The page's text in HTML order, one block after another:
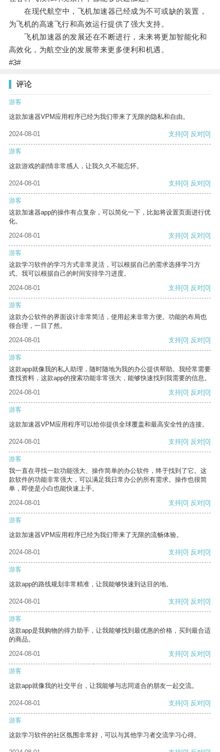
在现代航空中，飞机加速器已经成为不可或缺的装置，
为飞机的高速飞行和高效运行提供了强大支持。
飞机加速器的发展还在不断进行，未来将更加智能化和
高效化，为航空业的发展带来更多便利和机遇。
#3#
评论
游客
这款加速器VPM应用程序已经为我们带来了无限的隐私和自由。
2024-08-01 支持[0] 反对[0]
游客
这款游戏的剧情非常感人，让我久久不能忘怀。
2024-08-01 支持[0] 反对[0]
游客
这款加速器app的操作有点复杂，可以简化一下，比如将设置页面进行优
化。
2024-08-01
支持[0] 反对[0]
游客
这款学习软件的学习方式非常灵活，可以根据自己的需求选择学习方
式。我可以根据自己的时间安排学习进度。
2024-08-01
支持[0] 反对[0]
游客
这款办公软件的界面设计非常简洁，使用起来非常方便。功能的布局也
很合理，一目了然。
2024-08-01
支持[0] 反对[0]
游客
这款app就像我的私人助理，随时随地为我的办公提供帮助。我经常需要
查找资料，这款app的搜索功能非常强大，能够快速找到我需要的信息。
2024-08-01
支持[0] 反对[0]
游客
这款加速器VPM应用程序可以给你提供全球覆盖和最高安全性的连接。
2024-08-01 支持[0] 反对[0]
游客
我一直在寻找一款功能强大、操作简单的办公软件，终于找到了它。这
款软件的功能非常强大，可以满足我日常办公的所有需求。操作也很简
单，即使是小白也能快速上手。
2024-08-01
支持[0] 反对[0]
游客
这款加速器VPM应用程序已经为我们带来了无限的流畅体验。
2024-08-01 支持[0] 反对[0]
游客
这款app的路线规划非常精准，让我能够快速到达目的地。
2024-08-01 支持[0] 反对[0]
游客
这款app是我购物的得力助手，让我能够找到最优惠的价格，买到最合适
的商品。
2024-08-01
支持[0] 反对[0]
游客
这款app就像我的社交平台，让我能够与志同道合的朋友一起交流。
2024-08-01 支持[0] 反对[0]
游客
这款学习软件的社区氛围非常好，可以与其他学习者交流学习心得。